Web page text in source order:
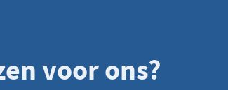
voor ons?